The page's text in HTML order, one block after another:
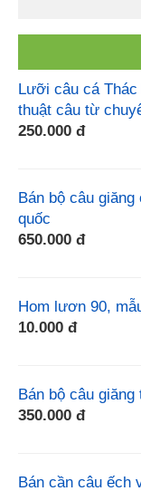
Lưỡi câu cá
thuật câu từ
250.000 đ
Bán bộ câu
quốc
650.000 đ
Hom lươn 90,
10.000 đ
Bán bộ câu giăng
350.000 đ
Bán cần câu ếch